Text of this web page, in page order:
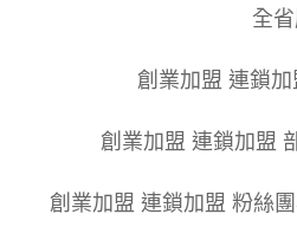
全
創業加盟 連鎖
創業加盟 連鎖加盟
創業加盟 連鎖加盟 粉絲